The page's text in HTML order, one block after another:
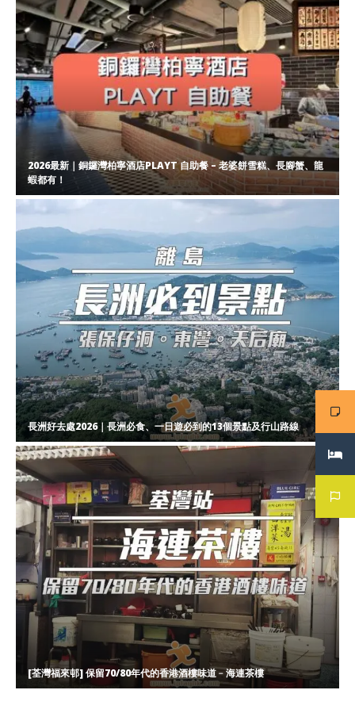
2026最新｜銅鑼灣柏寧酒店PLAYT 自助餐 – 老婆餅雪糕、長腳蟹、龍
蝦都有！
長洲好去處2026｜長洲必食、一日遊必到的13個景點及行山路線
[荃灣福來邨] 保留70/80年代的香港酒樓味道﹣海連茶樓